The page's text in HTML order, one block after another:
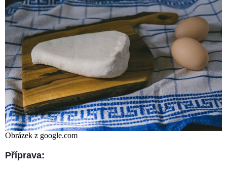
Obrázek z google.com
Příprava: